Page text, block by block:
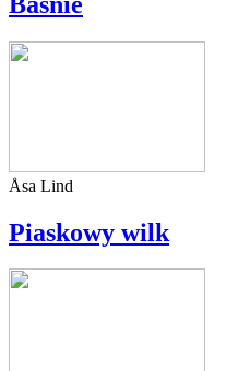
Åsa Lind
Piaskowy wilk